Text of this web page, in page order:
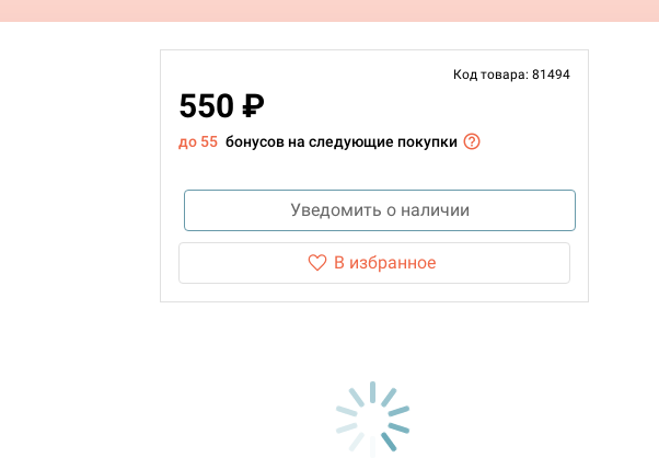
Код товара: 81494
550 ₽
до 55 бонусов на следующие покупки
Уведомить о наличии
В избранное